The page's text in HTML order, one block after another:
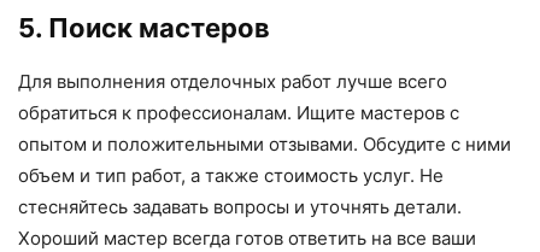
5. Поиск мастеров
Для выполнения отделочных работ лучше всего
обратиться к профессионалам. Ищите мастеров с
опытом и положительными отзывами. Обсудите с ними
объем и тип работ, а также стоимость услуг. Не
стесняйтесь задавать вопросы и уточнять детали.
Хороший мастер всегда готов ответить на все ваши